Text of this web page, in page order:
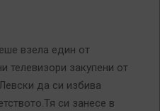
взела един от
телевизори закупени от
да си избива
си занесе в